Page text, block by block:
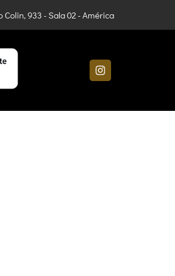
Colin, 933 - Sala 02 - América